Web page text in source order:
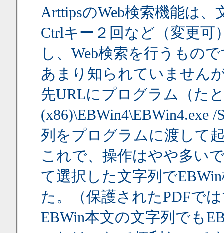
ArttipsのWeb検索機能は
Ctrlキー２回など（変更可
し、Web検索を行うもの
あまり知られていません
先URLにプログラム（た
(x86)\EBWin4\EBWin4.exe
列をプログラムに渡して
これで、操作はやや多い
て選択した文字列で
た。（保護されたPDFで
EBWin本文の文字列でも